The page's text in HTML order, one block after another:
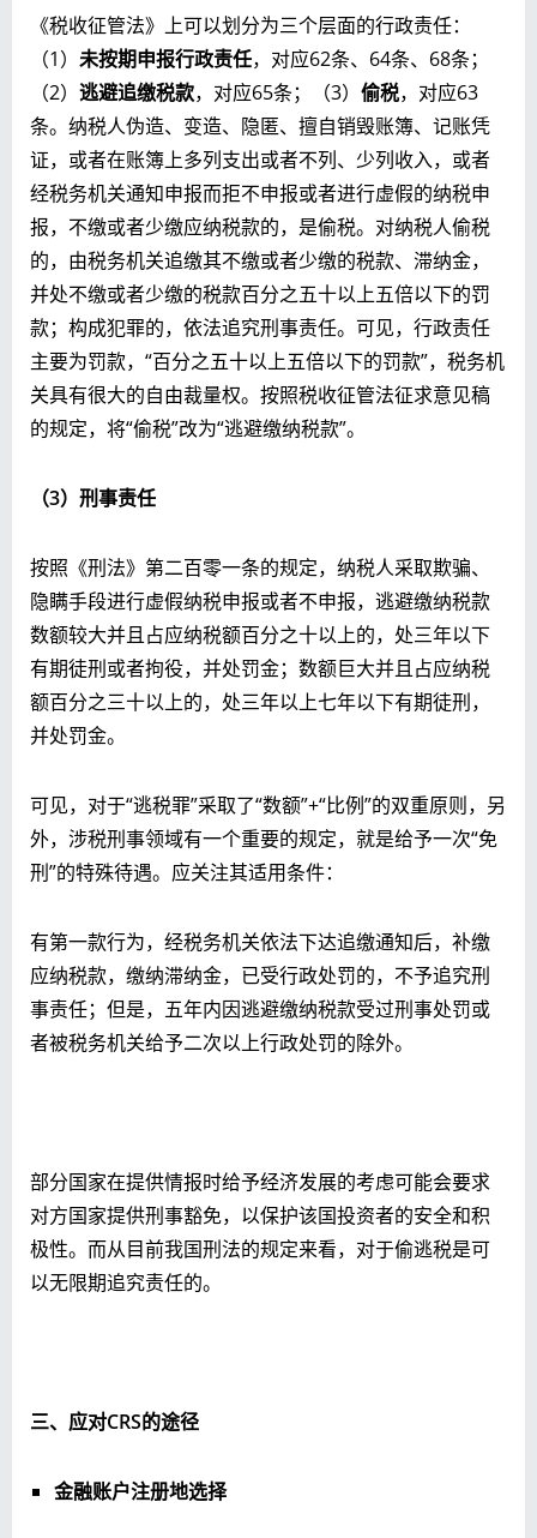
《税收征管法》上可以划分为三个层面的行政责任：
（1） 未按期申报行政责任，对应62条、64条、68条；
（2） 逃避追缴税款，对应65条；（3） 偷税，对应63
条。纳税人伪造、变造、隐匿、擅自销毁账簿、记账凭
证，或者在账簿上多列支出或者不列、少列收入，或者
经税务机关通知申报而拒不申报或者进行虚假的纳税申
报，不缴或者少缴应纳税款的，是偷税。对纳税人偷税
的，由税务机关追缴其不缴或者少缴的税款、滞纳金，
并处不缴或者少缴的税款百分之五十以上五倍以下的罚
款；构成犯罪的，依法追究刑事责任。可见，行政责任
主要为罚款，“百分之五十以上五倍以下的罚款”，税务机
关具有很大的自由裁量权。按照税收征管法征求意见稿
的规定，将“偷税”改为“逃避缴纳税款”。
（3）刑事责任
按照《刑法》第二百零一条的规定，纳税人采取欺骗、
隐瞒手段进行虚假纳税申报或者不申报，逃避缴纳税款
数额较大并且占应纳税额百分之十以上的，处三年以下
有期徒刑或者拘役，并处罚金；数额巨大并且占应纳税
额百分之三十以上的，处三年以上七年以下有期徒刑，
并处罚金。
可见，对于“逃税罪”采取了“数额”+“比例”的双重原则，另
外，涉税刑事领域有一个重要的规定，就是给予一次“免
刑”的特殊待遇。应关注其适用条件：
有第一款行为，经税务机关依法下达追缴通知后，补缴
应纳税款，缴纳滞纳金，已受行政处罚的，不予追究刑
事责任；但是，五年内因逃避缴纳税款受过刑事处罚或
者被税务机关给予二次以上行政处罚的除外。
部分国家在提供情报时给予经济发展的考虑可能会要求
对方国家提供刑事豁免，以保护该国投资者的安全和积
极性。而从目前我国刑法的规定来看，对于偷逃税是可
以无限期追究责任的。
三、应对CRS的途径
金融账户注册地选择